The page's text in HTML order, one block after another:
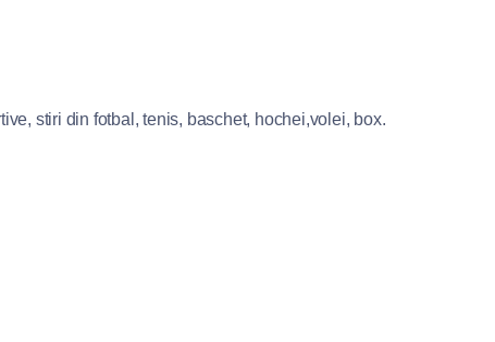
stiri din fotbal, tenis, baschet, hochei,volei, box.